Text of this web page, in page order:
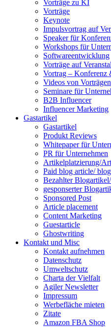
Vorträge zu KI
Vorträge
Keynote
Impulsvortrag auf
Speaker für
Workshops für
Softwareentwicklung
Vorträge auf
Vortrag – Konferenz
Videos von Vorträgen
Seminare für
B2B Influencer
Influencer Marketing
Gastartikel
Gastartikel
Produkt Reviews
Whitepaper für
PR für Unternehmen
Artikelplatzierung/
Paid blog article/
Bezahlter
gesponserter
Sponsored Post
Article placement
Content Marketing
Guestarticle
Ghostwriting
Kontakt und Misc
Kontakt aufnehmen
Datenschutz
Umweltschutz
Charta der Vielfalt
Agiler Newsletter
Impressum
Werbefläche mieten
Zitate
Amazon FBA Shop